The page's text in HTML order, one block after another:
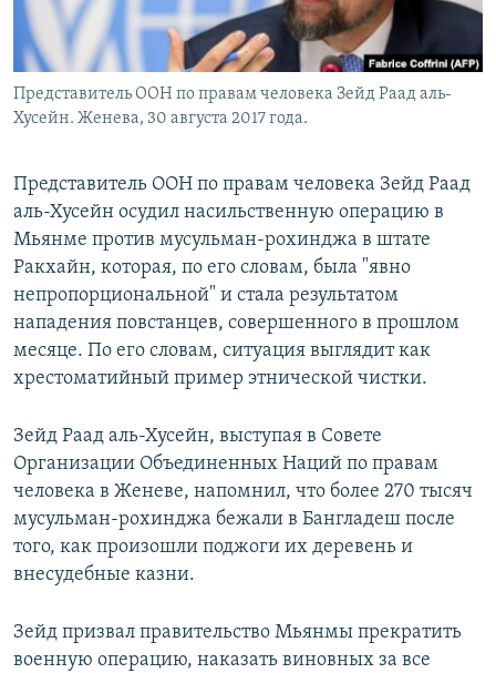
Представитель ООН по правам человека Зейд Раад аль-
Хусейн. Женева, 30 августа 2017 года.
Представитель ООН по правам человека Зейд Раад
аль-Хусейн осудил насильственную операцию в
Мьянме против мусульман-рохинджа в штате
Ракхайн, которая, по его словам, была "явно
непропорциональной" и стала результатом
нападения повстанцев, совершенного в прошлом
месяце. По его словам, ситуация выглядит как
хрестоматийный пример этнической чистки.
Зейд Раад аль-Хусейн, выступая в Совете
Организации Объединенных Наций по правам
человека в Женеве, напомнил, что более 270 тысяч
мусульман-рохинджа бежали в Бангладеш после
того, как произошли поджоги их деревень и
внесудебные казни.
Зейд призвал правительство Мьянмы прекратить
военную операцию, наказать виновных за все